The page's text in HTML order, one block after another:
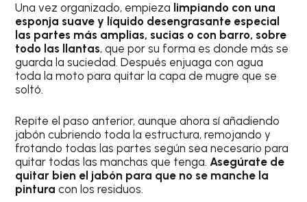
Una vez organizado, empieza limpiando con una
esponja suave y líquido desengrasante especial
las partes más amplias, sucias o con barro, sobre
todo las llantas, que por su forma es donde más se
guarda la suciedad. Después enjuaga con agua
toda la moto para quitar la capa de mugre que se
soltó.
Repite el paso anterior, aunque ahora sí añadiendo
jabón cubriendo toda la estructura, remojando y
frotando todas las partes según sea necesario para
quitar todas las manchas que tenga. Asegúrate de
quitar bien el jabón para que no se manche la
pintura con los residuos.